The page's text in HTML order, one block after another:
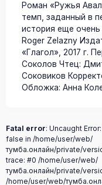
Роман «Ружья
темп, заданный в
история еще
Roger Zelazny
«Глагол», 2017 г.
Соколов Чтец:
Соковиков
Обложка: Анна
Fatal error: Uncaught
false in /home/user/web/
тумба.онлайн/private/
trace: #0 /home/user/web/
тумба.онлайн/private/
/home/user/web/